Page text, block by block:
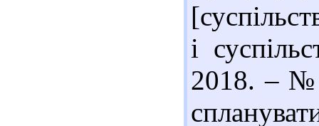
і
2018. – №